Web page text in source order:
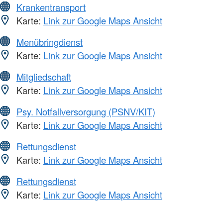
Krankentransport
Karte: Link zur Google Maps Ansicht
Menübringdienst
Karte: Link zur Google Maps Ansicht
Mitgliedschaft
Karte: Link zur Google Maps Ansicht
Psy. Notfallversorgung (PSNV/KIT)
Karte: Link zur Google Maps Ansicht
Rettungsdienst
Karte: Link zur Google Maps Ansicht
Rettungsdienst
Karte: Link zur Google Maps Ansicht